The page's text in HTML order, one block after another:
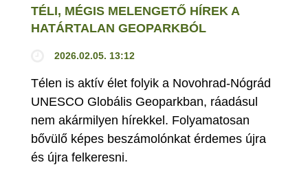
TÉLI, MÉGIS MELENGETŐ HÍREK A
HATÁRTALAN GEOPARKBÓL
2026.02.05. 13:12
Télen is aktív élet folyik a Novohrad-Nógrád
UNESCO Globális Geoparkban, ráadásul
nem akármilyen hírekkel. Folyamatosan
bővülő képes beszámolónkat érdemes újra
és újra felkeresni.